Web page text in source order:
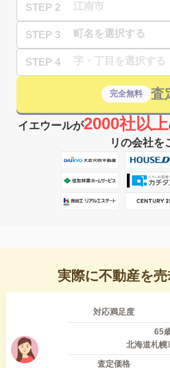
STEP 2
STEP 3
STEP 4
完全無料 査
イエウールが2000社以上
リの会社を
実際に不動産を
対応満足度
65
北海道札幌
査定価格